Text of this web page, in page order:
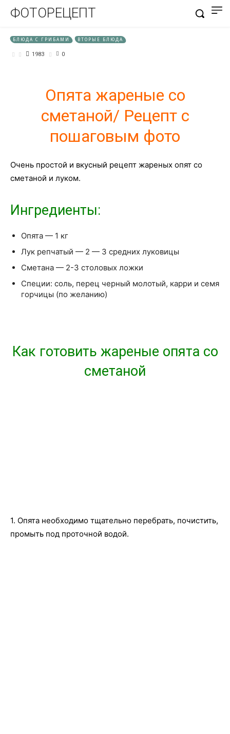
ФОТОРЕЦЕПТ
БЛЮДА С ГРИБАМИ ВТОРЫЕ БЛЮДА
1983 0
Опята жареные со
сметаной/ Рецепт с
пошаговым фото
Очень простой и вкусный рецепт жареных опят со
сметаной и луком.
Ингредиенты:
Опята — 1 кг
Лук репчатый — 2 — 3 средних луковицы
Сметана — 2-3 столовых ложки
Специи: соль, перец черный молотый, карри и семя
горчицы (по желанию)
Как готовить жареные опята со
сметаной
1. Опята необходимо тщательно перебрать, почистить,
промыть под проточной водой.